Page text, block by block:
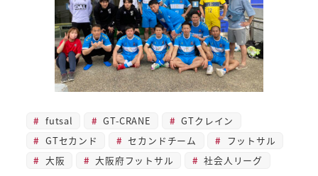
futsal GT-CRANE
GTクレイン
GTセカンド
セカンドチーム
フットサル
大阪
大阪府フットサル 社会人リーグ